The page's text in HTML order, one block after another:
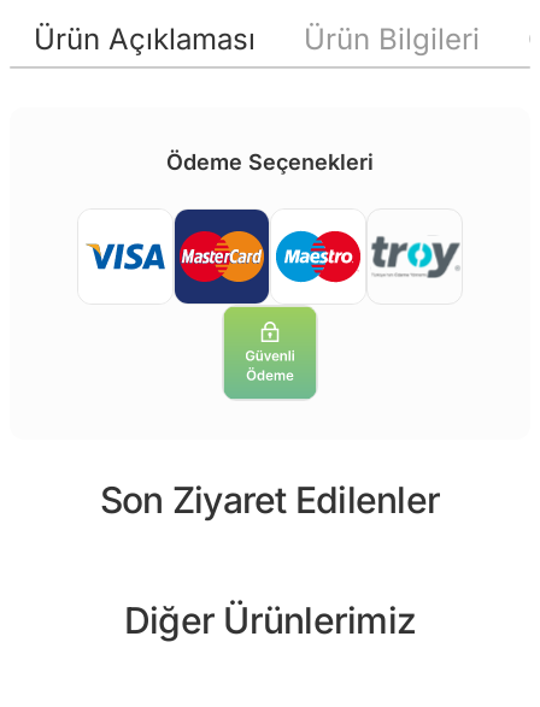
Ürün Açıklaması Ürün Bilgileri
Ödeme Seçenekleri
Son Ziyaret Edilenler
Diğer Ürünlerimiz